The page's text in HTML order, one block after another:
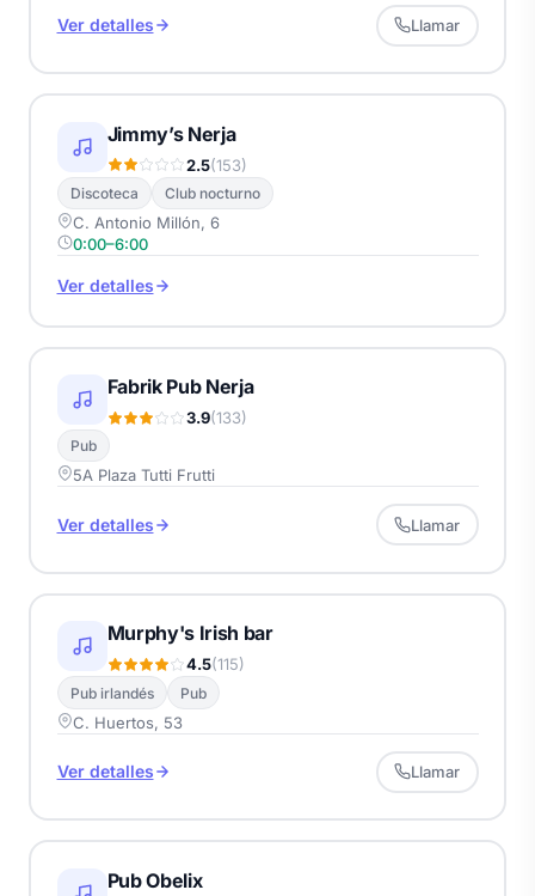
Ver detalles Llamar
Jimmy’s Nerja
2.5(153)
Discoteca Club nocturno
C. Antonio Millón, 6
0:00–6:00
Ver detalles
Fabrik Pub Nerja
3.9(133)
Pub
5A Plaza Tutti Frutti
Ver detalles Llamar
Murphy's Irish bar
4.5(115)
Pub irlandés Pub
C. Huertos, 53
Ver detalles Llamar
Pub Obelix